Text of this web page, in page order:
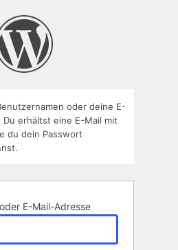
oder deine E-
erhältst eine E-Mail mit
du dein Passwort
E-Mail-Adresse